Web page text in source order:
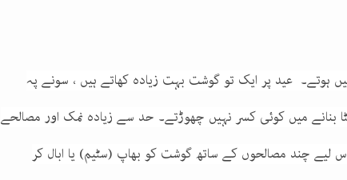
نہیں ہوتے۔ عید پر ایک تو گوشت بہت زیادہ کھاتے ہیں ، سونے پہ
میں کوئی کسر نہیں چھوڑتے۔ حد سے زیادہ نمک اور مصالحے
لیے چند مصالحوں کے ساتھ گوشت کو بھاپ (سٹیم) یا ابال کر